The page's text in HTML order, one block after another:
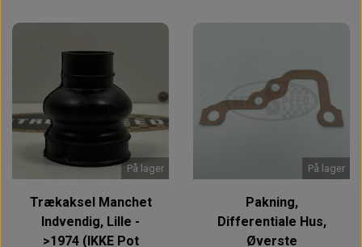
På lager
Trækaksel Manchet
Indvendig, Lille -
>1974 (IKKE Pot
På lager
Pakning,
Differentiale Hus,
Øverste